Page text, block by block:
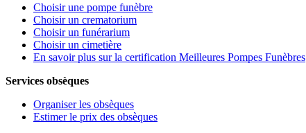
Choisir une pompe funèbre
Choisir un crematorium
Choisir un funérarium
Choisir un cimetière
En savoir plus sur la certification Meilleures Pompes Funèbres
Services obsèques
Organiser les obsèques
Estimer le prix des obsèques